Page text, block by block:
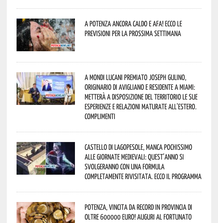
A Potenza ancora caldo e afa! Ecco le
previsioni per la prossima settimana
A Mondi lucani premiato Joseph Gulino,
originario di Avigliano e residente a Miami:
metterà a disposizione del territorio le sue
esperienze e relazioni maturate all’estero.
Complimenti
Castello di Lagopesole, manca pochissimo
alle Giornate Medievali: quest’anno si
svolgeranno con una formula
completamente rivisitata. Ecco il programma
Potenza, vincita da record in provincia di
oltre 600000 euro! Auguri al fortunato